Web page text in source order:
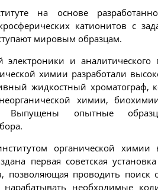
на основе
катионитов с
мировым образцам.
электроники и аналитического
химии разработали
жидкостный хроматограф,
химии,
Выпущены опытные
органической
первая советская
позволяющая проводить поиск
необходимые